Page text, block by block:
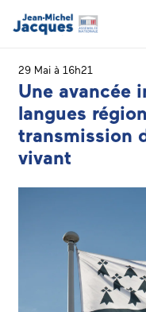
29 Mai à 16h21
Une avancée
langues
transmission
vivant